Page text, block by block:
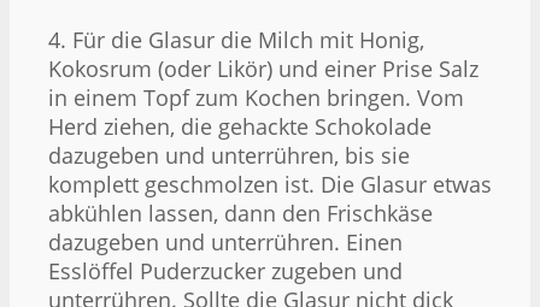
4. Für die Glasur die Milch mit Honig,
Kokosrum (oder Likör) und einer Prise Salz
in einem Topf zum Kochen bringen. Vom
Herd ziehen, die gehackte Schokolade
dazugeben und unterrühren, bis sie
komplett geschmolzen ist. Die Glasur etwas
abkühlen lassen, dann den Frischkäse
dazugeben und unterrühren. Einen
Esslöffel Puderzucker zugeben und
unterrühren. Sollte die Glasur nicht dick